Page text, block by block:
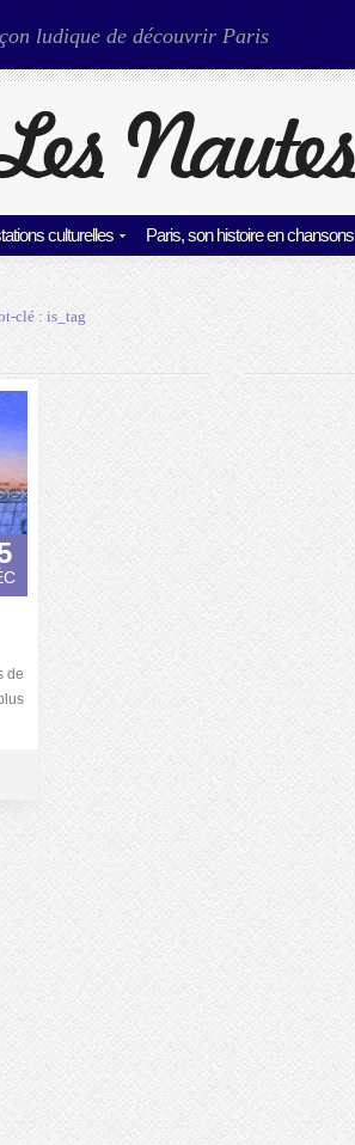
ludique de découvrir Paris
culturelles Paris, son histoire en chansons
clé :is_tag
de